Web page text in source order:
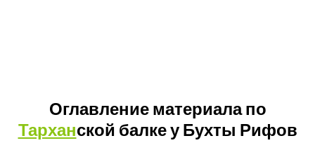
Оглавление материала по
Тарханской балке у Бухты Рифов